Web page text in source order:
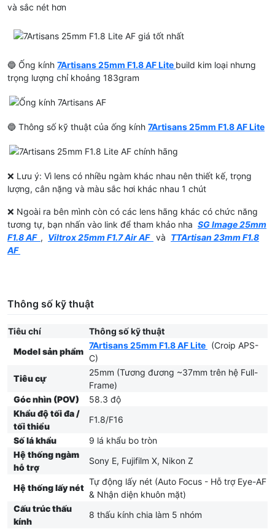
và sắc nét hơn
🔵 Ống kính 7Artisans 25mm F1.8 AF Lite build kim loại nhưng
trọng lượng chỉ khoảng 183gram
🔵 Thông số kỹ thuật của ống kính 7Artisans 25mm F1.8 AF Lite
❌ Lưu ý: Vì lens có nhiều ngàm khác nhau nên thiết kế, trọng
lượng, cân nặng và màu sắc hơi khác nhau 1 chút
❌ Ngoài ra bên mình còn có các lens hãng khác có chức năng
tương tự, bạn nhấn vào link để tham khảo nha SG Image 25mm
F1.8 AF , Viltrox 25mm F1.7 Air AF và TTArtisan 23mm F1.8
AF
Thông số kỹ thuật
Tiêu chí
Thông số kỹ thuật
Model sản phẩm
7Artisans 25mm F1.8 AF Lite (Croip APS-
C)
Tiêu cự
25mm (Tương đương ~37mm trên hệ Full-
Frame)
Góc nhìn (POV)
58.3 độ
Khẩu độ tối đa /
tối thiểu
F1.8/F16
Số lá khẩu
9 lá khẩu bo tròn
Hệ thống ngàm
hỗ trợ
Sony E, Fujifilm X, Nikon Z
Hệ thống lấy nét
Tự động lấy nét (Auto Focus - Hỗ trợ Eye-AF
& Nhận diện khuôn mặt)
Cấu trúc thấu
kính
8 thấu kính chia làm 5 nhóm